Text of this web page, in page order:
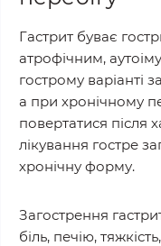
Гастрит буває
атрофічним,
гострому варіанті
а при хронічному
повертатися після
лікування гостре
хронічну форму.
Загострення
біль, печію,